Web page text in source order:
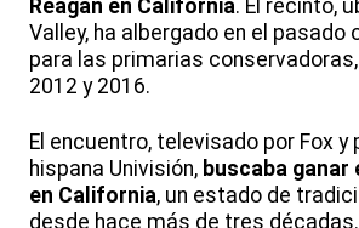
Reagan en California. El recinto,
Valley, ha albergado en el
para las primarias
2012 y 2016.
El encuentro, televisado por Fox y
hispana Univisión, buscaba ganar
en California, un estado de
desde hace más de tres décadas.